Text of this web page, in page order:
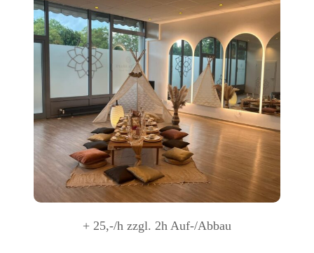
+ 25,-/h zzgl. 2h Auf-/Abbau